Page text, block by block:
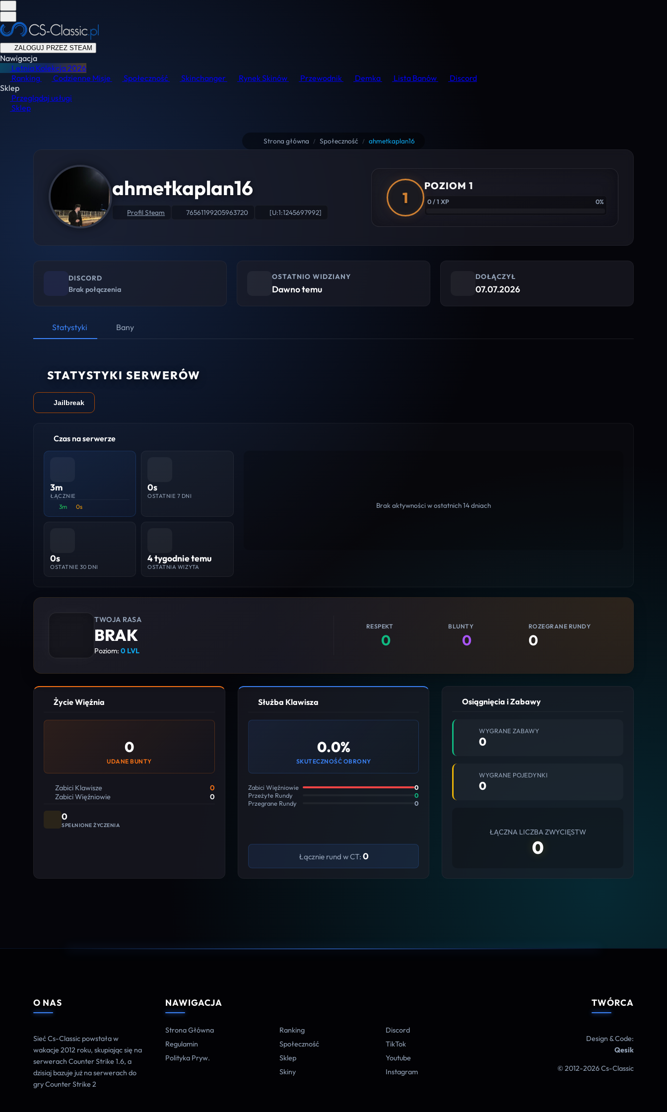
ZALOGUJ PRZEZ STEAM
Nawigacja
Letnia Kolekcja2026
Ranking
Codzienne Misje Społeczność Skinchanger Rynek Skinów Przewodnik Demka Lista Banów
Discord
Sklep
Przeglądaj usługi
Sklep
Strona główna / Społeczność / ahmetkaplan16
ahmetkaplan16
Profil Steam 76561199205963720 [U:1:1245697992]
1
POZIOM 1
0 / 1 XP 0%
DISCORD
Brak połączenia
OSTATNIO WIDZIANY
Dawno temu
DOŁĄCZYŁ
07.07.2026
Statystyki Bany
STATYSTYKI SERWERÓW
Jailbreak
Czas na serwerze
3m
ŁĄCZNIE
3m 0s
0s
OSTATNIE 7 DNI
0s
OSTATNIE 30 DNI
4 tygodnie temu
OSTATNIA WIZYTA
Brak aktywności w ostatnich 14 dniach
TWOJA RASA
BRAK
Poziom:0 LVL
RESPEKT
0
BLUNTY
0
ROZEGRANE RUNDY
0
Życie Więźnia
0
UDANE BUNTY
Zabici Klawisze
0
Zabici Więźniowie
0
0
SPEŁNIONE ŻYCZENIA
Służba Klawisza
0.0%
SKUTECZNOŚĆ OBRONY
Zabici Więźniowie
0
Przeżyte Rundy
0
Przegrane Rundy
0
Łącznie rund w CT: 0
Osiągnięcia i Zabawy
WYGRANE ZABAWY
0
WYGRANE POJEDYNKI
0
ŁĄCZNA LICZBA ZWYCIĘSTW
0
O NAS
Sieć Cs-Classic powstała w
wakacje 2012 roku, skupiając się na
serwerach Counter Strike 1.6, a
dzisiaj bazuje już na serwerach do
gry Counter Strike 2
NAWIGACJA
Strona Główna
Regulamin
Polityka Pryw.
Ranking
Społeczność
Sklep
Skiny
Discord
TikTok
Youtube
Instagram
TWÓRCA
Design & Code:
Qesik
© 2012-2026 Cs-Classic